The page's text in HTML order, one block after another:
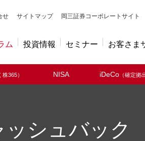
ドエー
せ サイトマップ 岡三証券コーポレートサイト
ム 投資情報 セミナー お客さま
365） NISA iDeCo（確定拠
シュバック